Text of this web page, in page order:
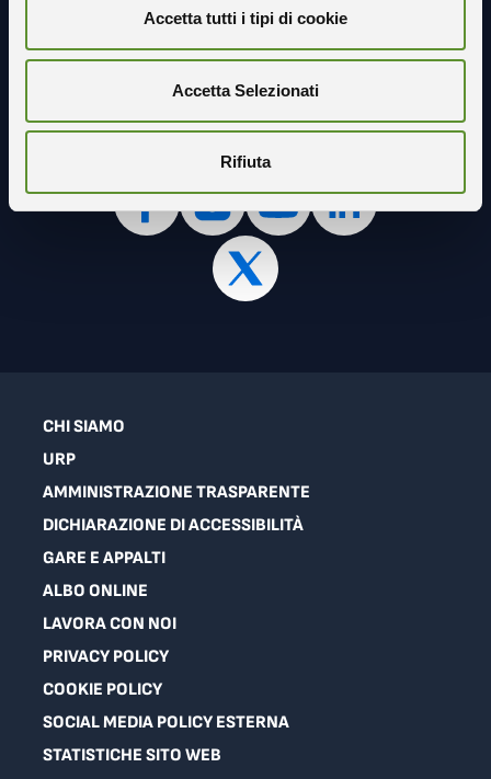
Accetta tutti i tipi di cookie
Accetta Selezionati
Rifiuta
Seguici sui social
CHI SIAMO
URP
AMMINISTRAZIONE TRASPARENTE
DICHIARAZIONE DI ACCESSIBILITÀ
GARE E APPALTI
ALBO ONLINE
LAVORA CON NOI
PRIVACY POLICY
COOKIE POLICY
SOCIAL MEDIA POLICY ESTERNA
STATISTICHE SITO WEB